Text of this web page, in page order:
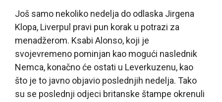
Još samo nekoliko nedelja do odlaska Jirgena
Klopa, Liverpul pravi pun korak u potrazi za
menadžerom. Ksabi Alonso, koji je
svojevremeno pominjan kao mogući naslednik
Nemca, konačno će ostati u Leverkuzenu, kao
što je to javno objavio poslednjih nedelja. Tako
su se poslednji odjeci britanske štampe okrenuli